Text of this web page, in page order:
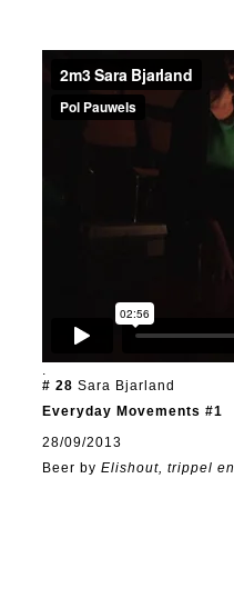
.
# 28 Sara Bjarland
Everyday Movements #1
28/09/2013
Beer by Elishout, trippel